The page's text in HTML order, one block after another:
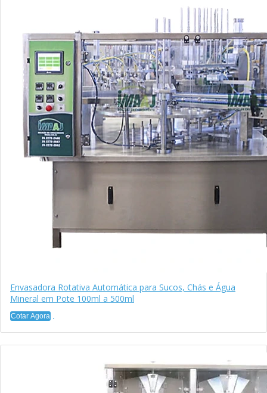
Envasadora Rotativa Automática para Sucos, Chás e Água
Mineral em Pote 100ml a 500ml
Cotar Agora